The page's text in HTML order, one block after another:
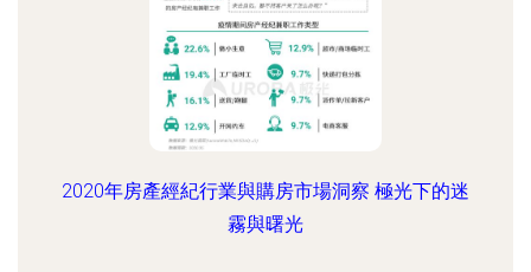
2020年房產經紀行業與購房市場洞察 極光下的迷
霧與曙光